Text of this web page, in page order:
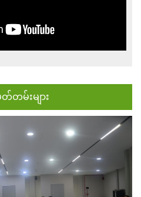
တမ်းများ